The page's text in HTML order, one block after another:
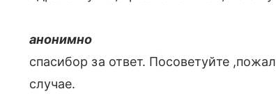
анонимно
спасибор за ответ. Посоветуйте
случае.